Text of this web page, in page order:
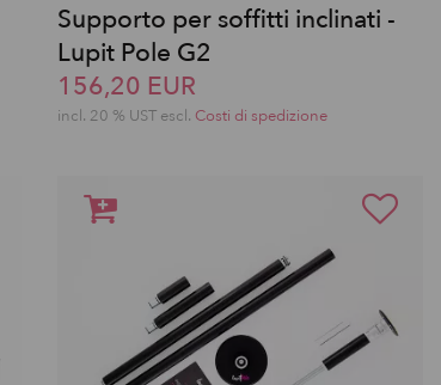
Supporto per soffitti inclinati -
Lupit Pole G2
156,20 EUR
incl. 20 % UST escl. Costi di spedizione